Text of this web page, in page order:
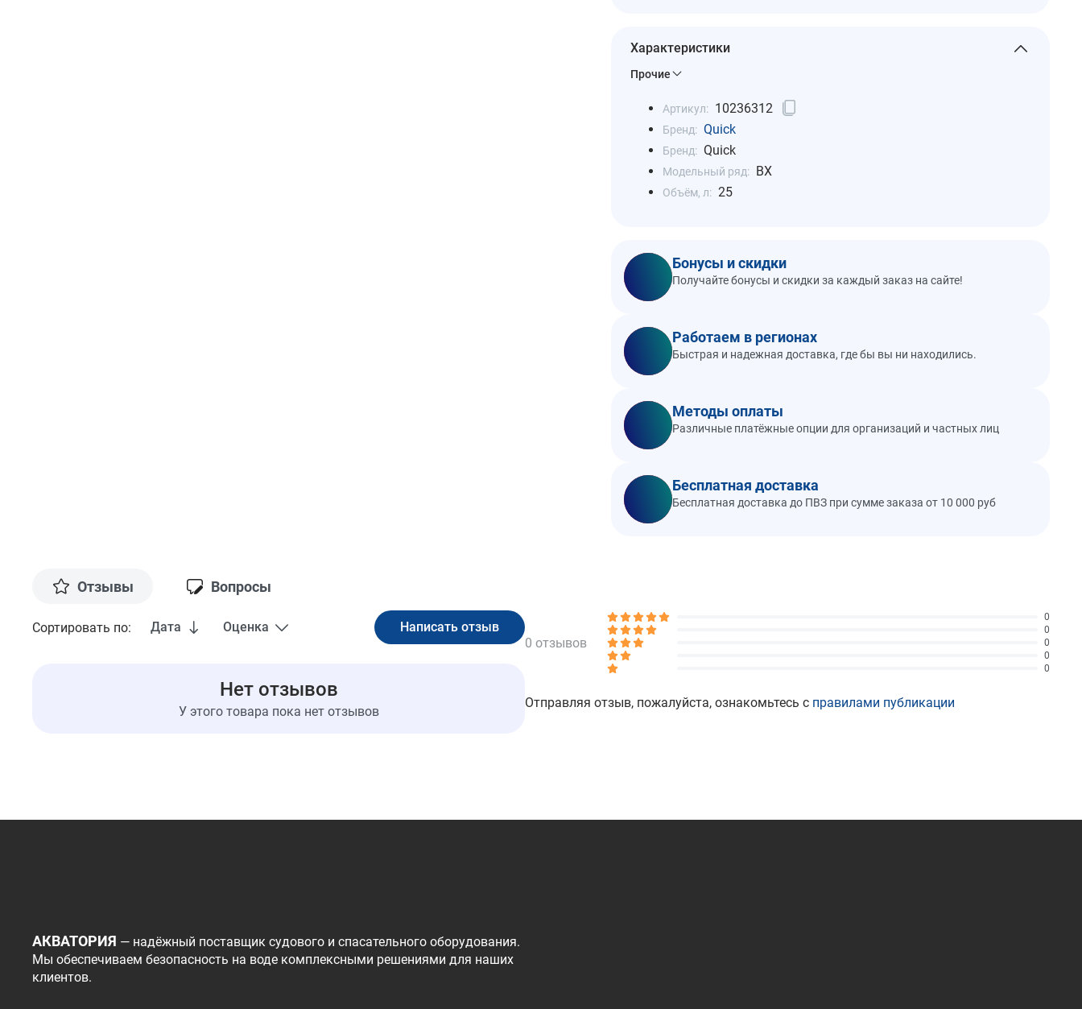
Характеристики
Прочие
Артикул: 10236312
Бренд: Quick
Бренд: Quick
Модельный ряд: BX
Объём, л: 25
Бонусы и скидки
Получайте бонусы и скидки за каждый заказ на сайте!
Работаем в регионах
Быстрая и надежная доставка, где бы вы ни находились.
Методы оплаты
Различные платёжные опции для организаций и частных лиц
Бесплатная доставка
Бесплатная доставка до ПВЗ при сумме заказа от 10 000 руб
Отзывы Вопросы
Сортировать по: Дата Оценка
Нет отзывов
У этого товара пока нет отзывов
0 отзывов
0
0
0
0
0
Отправляя отзыв, пожалуйста, ознакомьтесь с правилами публикации
АКВАТОРИЯ — надёжный поставщик судового и спасательного оборудования.
Мы обеспечиваем безопасность на воде комплексными решениями для наших
клиентов.